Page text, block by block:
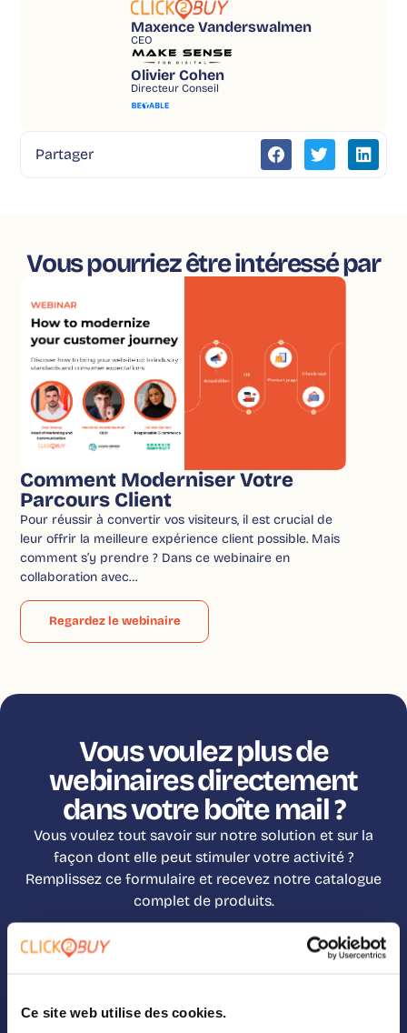
Ce site web utilise des cookies.
Maxence Vanderswalmen
CEO
Olivier Cohen
Directeur Conseil
Partager
Vous pourriez être intéressé par
Comment Moderniser Votre
Parcours Client
Pour réussir à convertir vos visiteurs, il est crucial de
leur offrir la meilleure expérience client possible. Mais
comment s’y prendre ? Dans ce webinaire en
collaboration avec…
Regardez le webinaire
Vous voulez plus de
webinaires directement
dans votre boîte mail ?
Vous voulez tout savoir sur notre solution et sur la
façon dont elle peut stimuler votre activité ?
Remplissez ce formulaire et recevez notre catalogue
complet de produits.
contacter ponctuellement au sujet de nos produits et services, ainsi que
d'autres contenus susceptibles de vous intéresser. Si vous consentez à ce